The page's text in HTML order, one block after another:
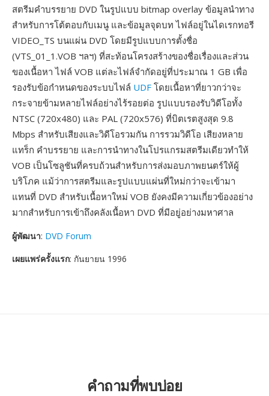
สตรีมคำบรรยาย DVD ในรูปแบบ bitmap overlay ข้อมูลนำทาง
สำหรับการโต้ตอบกับเมนู และข้อมูลจุดบท ไฟล์อยู่ในไดเรกทอรี
VIDEO_TS บนแผ่น DVD โดยมีรูปแบบการตั้งชื่อ
(VTS_01_1.VOB ฯลฯ) ที่สะท้อนโครงสร้างของชื่อเรื่องและส่วน
ของเนื้อหา ไฟล์ VOB แต่ละไฟล์จำกัดอยู่ที่ประมาณ 1 GB เพื่อ
รองรับข้อกำหนดของระบบไฟล์ UDF โดยเนื้อหาที่ยาวกว่าจะ
กระจายข้ามหลายไฟล์อย่างไร้รอยต่อ รูปแบบรองรับวิดีโอทั้ง
NTSC (720x480) และ PAL (720x576) ที่บิตเรตสูงสุด 9.8
Mbps สำหรับเสียงและวิดีโอรวมกัน การรวมวิดีโอ เสียงหลาย
แทร็ก คำบรรยาย และการนำทางในโปรแกรมสตรีมเดียวทำให้
VOB เป็นโซลูชันที่ครบถ้วนสำหรับการส่งมอบภาพยนตร์ให้ผู้
บริโภค แม้ว่าการสตรีมและรูปแบบแผ่นที่ใหม่กว่าจะเข้ามา
แทนที่ DVD สำหรับเนื้อหาใหม่ VOB ยังคงมีความเกี่ยวข้องอย่าง
มากสำหรับการเข้าถึงคลังเนื้อหา DVD ที่มีอยู่อย่างมหาศาล
ผู้พัฒนา: DVD Forum
เผยแพร่ครั้งแรก: กันยายน 1996
คำถามที่พบบ่อย